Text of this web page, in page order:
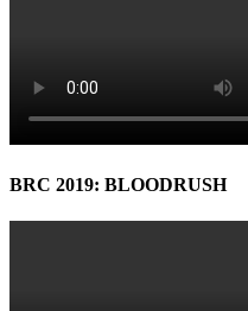
BRC 2019: BLOODRUSH